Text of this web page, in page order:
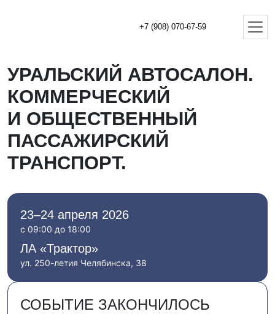
+7 (908) 070-67-59
УРАЛЬСКИЙ АВТОСАЛОН.
КОММЕРЧЕСКИЙ
И ОБЩЕСТВЕННЫЙ
ПАССАЖИРСКИЙ
ТРАНСПОРТ.
23–24 апреля 2026
с 09:00 до 18:00
ЛА «Трактор»
ул. 250-летия Челябинска, 38
СОБЫТИЕ ЗАКОНЧИЛОСЬ